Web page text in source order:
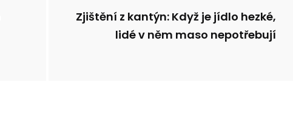
Zjištění z kantýn: Když je jídlo hezké,
lidé v něm maso nepotřebují